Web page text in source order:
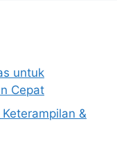
untuk
Cepat
&